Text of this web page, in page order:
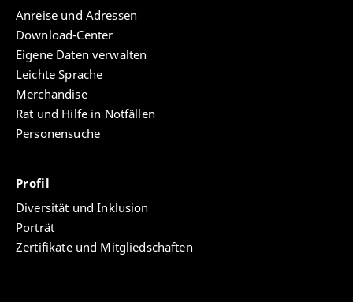
Anreise und Adressen
Download-Center
Eigene Daten verwalten
Leichte Sprache
Merchandise
Rat und Hilfe in Notfällen
Personensuche
Profil
Diversität und Inklusion
Porträt
Zertifikate und Mitgliedschaften